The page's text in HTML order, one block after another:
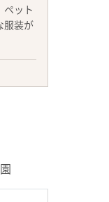
ペット
服装が